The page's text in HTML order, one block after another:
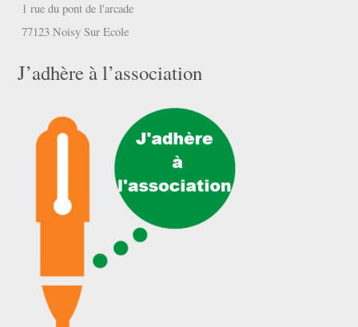
1 rue du pont de l'arcade
77123 Noisy Sur Ecole
J’adhère à l’association